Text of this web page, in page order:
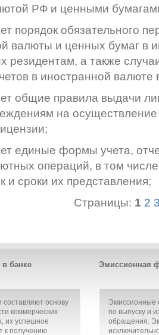
РФ и ценными
порядок обязательного
валюты и ценных бумаг в
резидентам, а также
в иностранной
общие правила выдачи
на
единые формы учета,
операций, в том
и сроки их представления;
Страницы: 1 2
банке
основу
коммерческих
их успешное
к получению
Эмиссионная
Эмиссионные
по выпуску и
обращения.